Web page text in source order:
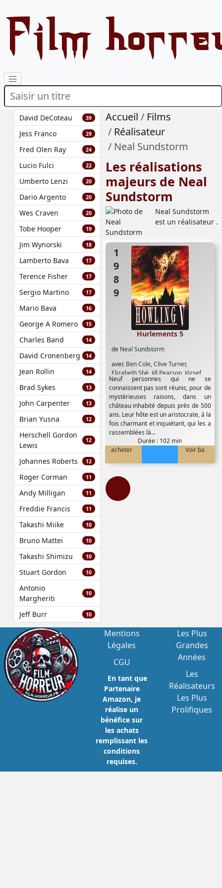
Film
David DeCoteau 39
Jess Franco 29
Fred Olen Ray 24
Lucio Fulci 22
Umberto Lenzi 20
Dario Argento 20
Wes Craven 20
Tobe Hooper 19
Jim Wynorski 18
Lamberto Bava 17
Terence Fisher 17
Sergio Martino 17
Mario Bava 16
George A Romero 15
Charles Band 14
David Cronenberg 14
Jean Rollin 14
Brad Sykes 13
John Carpenter 13
Brian Yusna 12
Herschell Gordon
Lewis
12
Johannes Roberts 12
Roger Corman 11
Andy Milligan 11
Freddie Francis 11
Takashi Miike 10
Bruno Mattei 10
Takashi Shimizu 10
Stuart Gordon 10
Antonio
Margheriti
10
Jeff Burr 10
Accueil
Films
Réalisateur
Neal Sundstorm
Les réalisations
majeurs de Neal
Sundstorm
Neal Sundstorm
est un réalisateur .
1989
de Neal Sundstorm
avec Ben Cole,Clive Turner,
Elizabeth Shé, Jill Pearson, József
Madaras,Mark Sivertsen
Mary
Stavin,Nigel Triffitt,Philip Davis,
Renáta Szatler
Stephanie Faulkner,
Victoria Catlin,William Shockley
Hurlements 5
Neuf personnes qui ne se
connaissent pas sont réunis, pour de
mystérieuses raisons, dans un
château inhabité depuis près de 500
ans. Leur hôte est un aristocrate, à la
fois charmant et inquiétant, qui les a
rassemblées là...
Durée : 102 min
acheter
Voir ba
Mentions
Légales
CGU
En tant que
Partenaire
Amazon, je
réalise un
bénéfice sur
les achats
remplissant les
conditions
requises.
Les Plus
Grandes
Années
Les
Réalisateurs
Les Plus
Prolifiques